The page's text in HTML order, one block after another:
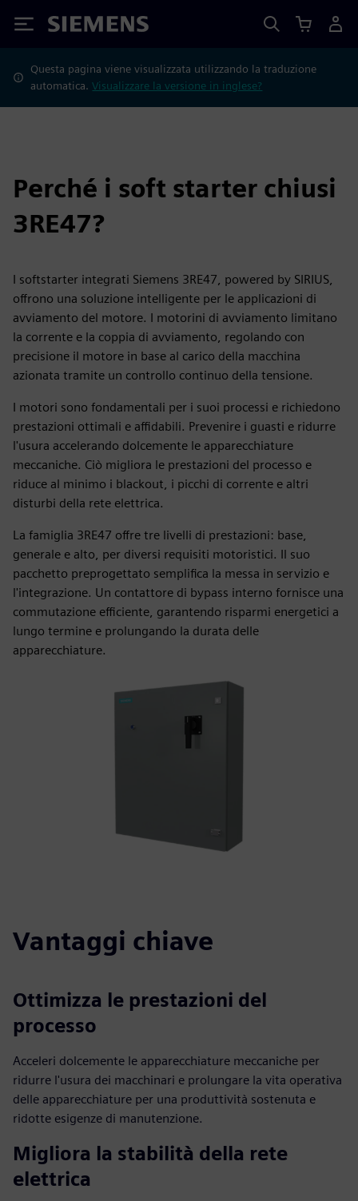
Siemens
Questa pagina viene visualizzata utilizzando la traduzione
automatica.Visualizzare la versione in inglese?
Perché i soft starter chiusi
3RE47?
I softstarter integrati Siemens 3RE47, powered by SIRIUS,
offrono una soluzione intelligente per le applicazioni di
avviamento del motore. I motorini di avviamento limitano
la corrente e la coppia di avviamento, regolando con
precisione il motore in base al carico della macchina
azionata tramite un controllo continuo della tensione.
I motori sono fondamentali per i suoi processi e richiedono
prestazioni ottimali e affidabili. Prevenire i guasti e ridurre
l'usura accelerando dolcemente le apparecchiature
meccaniche. Ciò migliora le prestazioni del processo e
riduce al minimo i blackout, i picchi di corrente e altri
disturbi della rete elettrica.
La famiglia 3RE47 offre tre livelli di prestazioni: base,
generale e alto, per diversi requisiti motoristici. Il suo
pacchetto preprogettato semplifica la messa in servizio e
l'integrazione. Un contattore di bypass interno fornisce una
commutazione efficiente, garantendo risparmi energetici a
lungo termine e prolungando la durata delle
apparecchiature.
Vantaggi chiave
Ottimizza le prestazioni del
processo
Acceleri dolcemente le apparecchiature meccaniche per
ridurre l'usura dei macchinari e prolungare la vita operativa
delle apparecchiature per una produttività sostenuta e
ridotte esigenze di manutenzione.
Migliora la stabilità della rete
elettrica